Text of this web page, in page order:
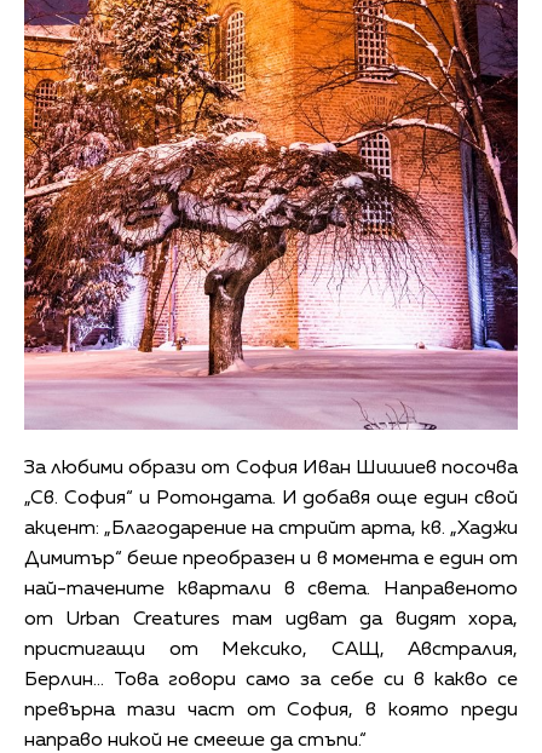
За любими образи от София Иван Шишиев посочва
„Св. София“ и Ротондата. И добавя още един свой
акцент: „Благодарение на стрийт арта, кв. „Хаджи
Димитър“ беше преобразен и в момента е един от
най-тачените квартали в света. Направеното
от Urban Creatures там идват да видят хора,
пристигащи от Мексико, САЩ, Австралия,
Берлин… Това говори само за себе си в какво се
превърна тази част от София, в която преди
направо никой не смееше да стъпи.“